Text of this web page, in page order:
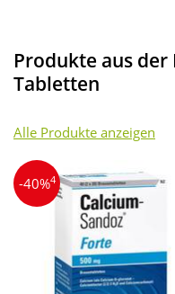
Produkte aus der
Tabletten
Alle Produkte anzeigen
-40%4